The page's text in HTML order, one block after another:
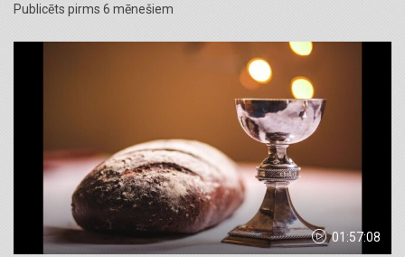
Publicēts pirms 6 mēnešiem
01:57:08